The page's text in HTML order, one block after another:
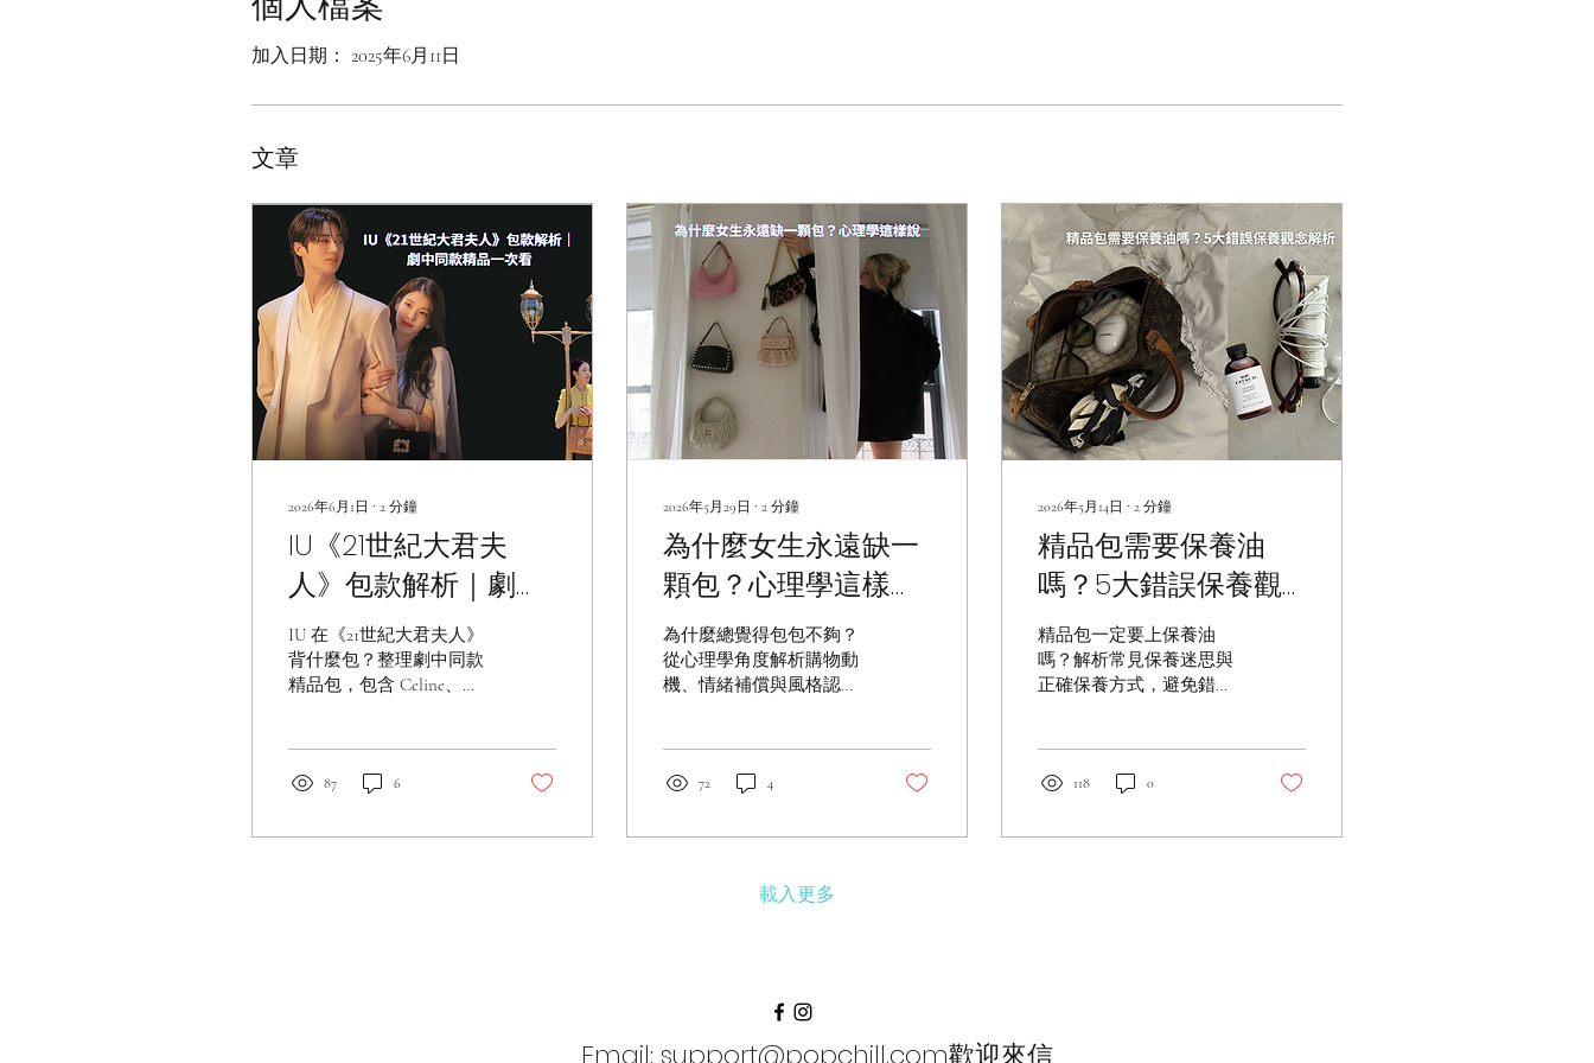
加入日期： 2025年6月11日
文章
2026年6月1日 ∙ 2 分鐘
IU《21世紀大君夫
人》包款解析｜劇中
同款精品一次看｜
PopChill 拍拍圈
IU 在《21世紀大君夫人》
背什麼包？整理劇中同款
精品包，包含 Celine、
亮點。
87 6
2026年5月29日 ∙ 2 分鐘
為什麼女生永遠缺一
顆包？心理學這樣說
｜PopChill 拍拍圈
為什麼總覺得包包不夠？
從心理學角度解析購物動
機、情緒補償與風格認
72 4
2026年5月14日 ∙ 2 分鐘
精品包需要保養油
嗎？5大錯誤保養觀
念解析｜PopChill 拍
拍圈
精品包一定要上保養油
嗎？解析常見保養迷思與
正確保養方式，避免錯誤
118 0
載入更多
Email: support@popchill.com歡迎來信